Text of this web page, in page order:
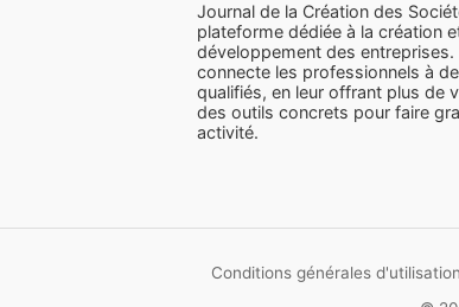
Journal de la Création des
plateforme dédiée à la création
développement des entreprises.
connecte les professionnels à
qualifiés, en leur offrant plus de
des outils concrets pour faire
activité.
Conditions générales d'utilisation